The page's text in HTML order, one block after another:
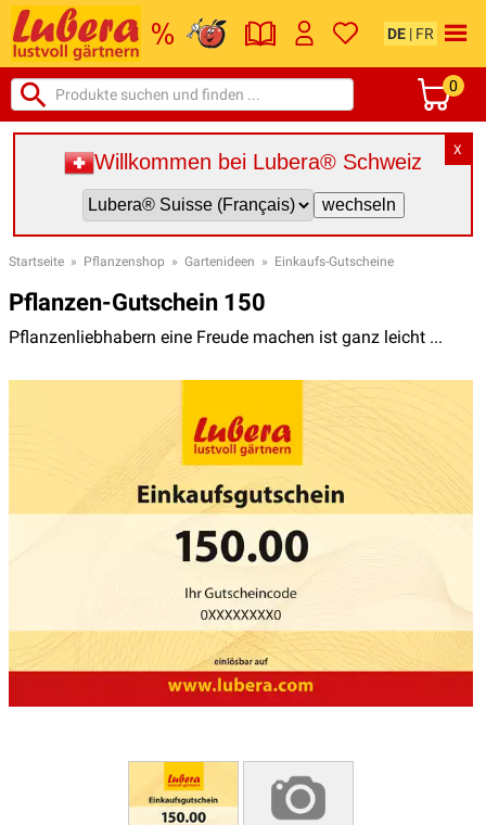
DE | FR
0
X
Willkommen bei Lubera® Schweiz
Startseite » Pflanzenshop » Gartenideen » Einkaufs-Gutscheine
Pflanzen-Gutschein 150
Pflanzenliebhabern eine Freude machen ist ganz leicht ...